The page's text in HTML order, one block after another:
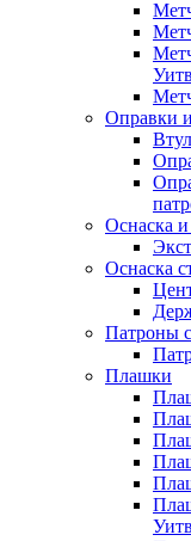
Оправки
Оснаска
Оснаска
Патроны
Плашки